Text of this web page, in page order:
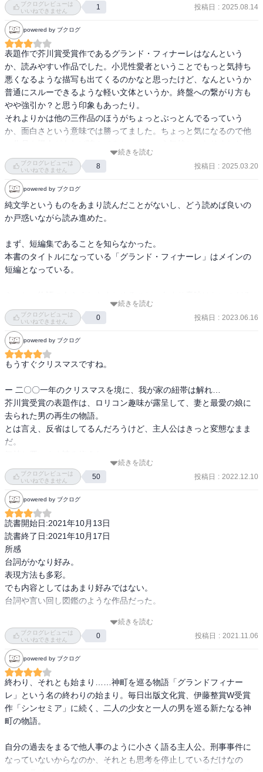
ブクログレビューは
いいねできません
1 投稿日 : 2025.08.14
powered by ブクログ
表題作で芥川賞受賞作であるグランド・フィナーレはなんという
か、読みやすい作品でした。小児性愛者ということでもっと気持ち
悪くなるような描写も出てくるのかなと思ったけど、なんというか
普通にスルーできるような軽い文体というか。終盤への繋がり方も
やや強引か？と思う印象もあったり。
それよりかは他の三作品のほうがちょっとぶっとんでるっていう
か、面白さという意味では勝ってました。ちょっと気になるので他
続きを読む
ブクログレビューは
いいねできません
8 投稿日 : 2025.03.20
powered by ブクログ
純文学というものをあまり読んだことがないし、どう読めば良いの
か戸惑いながら読み進めた。
まず、短編集であることを知らなかった。
本書のタイトルになっている「グランド・フィナーレ」はメインの
短編となっている。
うと思う。
たしかに、読み進めるうちに、この言葉は、この構成は、何かを表
現するための仕掛けなのだろう、と度々感じさせられる瞬間はある
が、それがなんであるのか、見立てをたてることすら難しかった。
もう少し批評について勉強してから、再度読んでみてもよいのかも
続きを読む
ブクログレビューは
いいねできません
0 投稿日 : 2023.06.16
powered by ブクログ
もうすぐクリスマスですね。
ー 二〇〇一年のクリスマスを境に、我が家の紐帯は解れ…
芥川賞受賞の表題作は、ロリコン趣味が露呈して、妻と最愛の娘に
去られた男の再生の物語。
とは言え、反省はしてるんだろうけど、主人公はきっと変態なまま
だ。
阿部和重さんは、そんな病んでいる男を一人称でドライに描き上げ
る。
村上龍さんは芥川賞の選評の中で「少女に対する偏愛という、いろ
いろな意味で危険なモチーフについて、作者が踏み込んで書いてい
ないのが最大の不満だった」と言っているが、そこがこの小説をか
えって不気味にしている、と思った。
主人公の内面については薄っぺらく描かれてるので、引き起こした
事象から主人公のヤバさを読者は受け止める。なんかね、もうい
や〜なもやもやが残るんですよ。
人にあまりおすすめはしたくないが、僕はこの短編にかなりやられ
そして、meguyamaさんもレビューでおっしゃってたけど、収録さ
れた最後の短編の「20世紀」と「グランド・フィナーレ」がループ
しているように思えて…
読み終えて、さーっと全身に鳥肌が立ちました。
人生って、ほんとにコワイ…
あと、「グランド・フィナーレ」の作中に登場するジャズ曲、アー
続きを読む
ブクログレビューは
いいねできません
50 投稿日 : 2022.12.10
powered by ブクログ
読書開始日:2021年10月13日
読書終了日:2021年10月17日
所感
台詞がかなり好み。
表現方法も多彩。
でも内容としてはあまり好みではない。
台詞や言い回し図鑑のような作品だった。
半導体技術はもはや何の手助けにもなってくれず
置いてけ堀
期待が大きいほど外れくじを引きやすい
うすばかげろう
彼なりの動物愛護精神
どう転んでも原物とは一致し得ないまやかし＝磁気的記録
不道徳の匂い
今現在は露悪趣味に走って自身であえて貶めることにより逆説的に
ちっぽけでぼやけたデジタルの像を見つめることによって感受され
るのは、やはりどうにも埋め難い、被写体との距離だった
続きを読む
ブクログレビューは
いいねできません
0 投稿日 : 2021.11.06
powered by ブクログ
終わり、それとも始まり……神町を巡る物語「グランドフィナー
レ」という名の終わりの始まり。毎日出版文化賞、伊藤整賞W受賞
作「シンセミア」に続く、二人の少女と一人の男を巡る新たなる神
町の物語。
自分の過去をまるで他人事のように小さく語る主人公。刑事事件に
なっていないからなのか、それとも思考を停止しているだけなの